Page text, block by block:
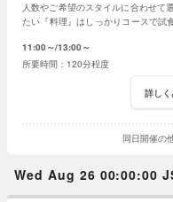
人数やご希望のスタイルに合わせて
たい『料理』はしっかりコースで試
11:00～ 13:00～
120分程度
詳しく
同日開催の
Wed Aug 26 00:00:00